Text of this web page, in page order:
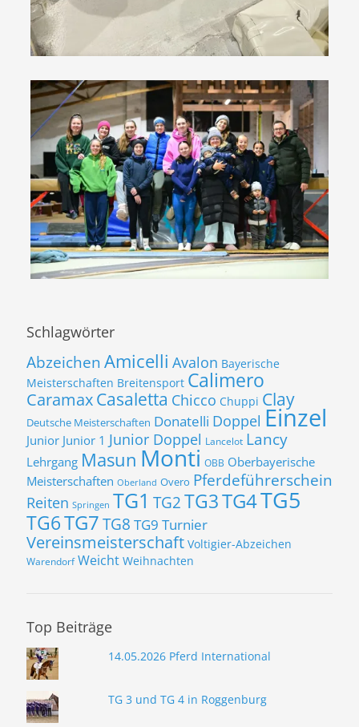
Schlagwörter
Abzeichen Amicelli Avalon Bayerische
Meisterschaften Breitensport Calimero
CaramaxCasaletta Chicco Chuppi Clay
Deutsche Meisterschaften Donatelli Doppel Einzel
Junior Junior 1 Junior Doppel Lancelot Lancy
Lehrgang Masun Monti OBB Oberbayerische
Meisterschaften Oberland Overo Pferdeführerschein
Reiten Springen TG1 TG2TG3TG4TG5
TG6TG7TG8 TG9 Turnier
Vereinsmeisterschaft Voltigier-Abzeichen
Warendorf Weicht Weihnachten
Top Beiträge
14.05.2026 Pferd International
TG 3 und TG 4 in Roggenburg